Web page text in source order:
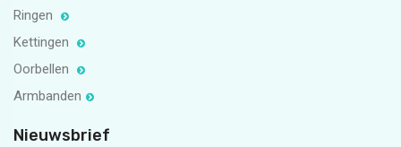
Ringen
Kettingen
Oorbellen
Armbanden
Nieuwsbrief